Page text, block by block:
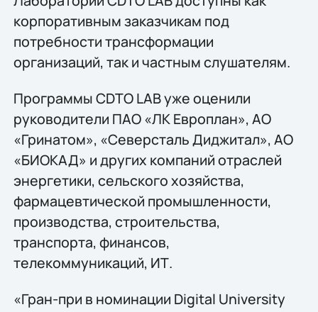
корпоративным заказчикам под
потребности трансформации
организаций, так и частным слушателям.
Программы CDTO LAB уже оценили
руководители ПАО «ЛК Европлан», АО
«Гринатом», «Северсталь Диджитал», АО
«БИОКАД» и других компаний отраслей
энергетики, сельского хозяйства,
фармацевтической промышленности,
производства, строительства,
транспорта, финансов,
телекоммуникаций, ИТ.
«Гран-при в номинации Digital University